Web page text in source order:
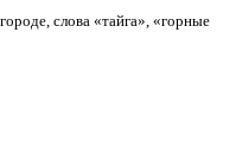
слова «тайга», «горные